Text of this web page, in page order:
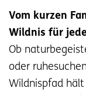
Vom kurzen
Wildnis für
Ob
oder
Wildnispfad